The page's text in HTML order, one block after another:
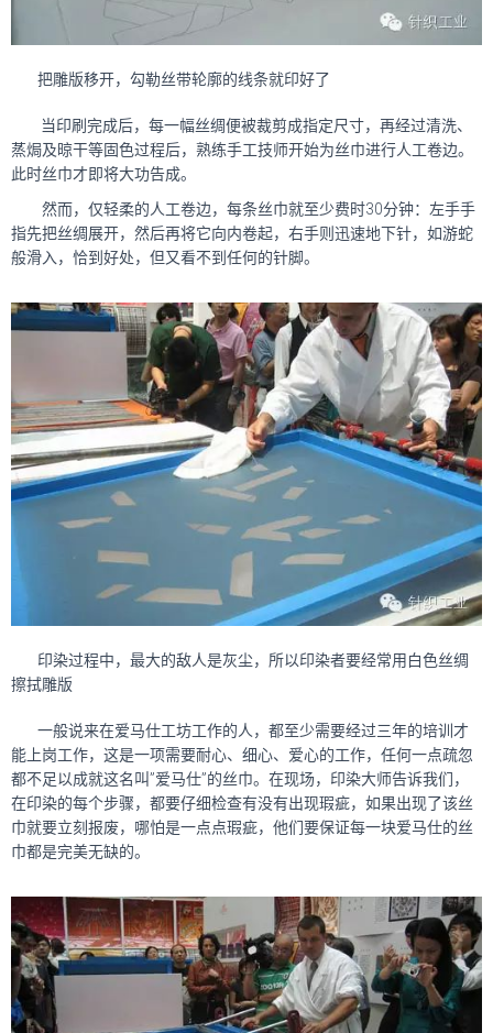
把雕版移开，勾勒丝带轮廓的线条就印好了
当印刷完成后，每一幅丝绸便被裁剪成指定尺寸，再经过清洗、
蒸焗及晾干等固色过程后，熟练手工技师开始为丝巾进行人工卷边。
此时丝巾才即将大功告成。
然而，仅轻柔的人工卷边，每条丝巾就至少费时30分钟：左手手
指先把丝绸展开，然后再将它向内卷起，右手则迅速地下针，如游蛇
般滑入，恰到好处，但又看不到任何的针脚。
印染过程中，最大的敌人是灰尘，所以印染者要经常用白色丝绸
擦拭雕版
一般说来在爱马仕工坊工作的人，都至少需要经过三年的培训才
能上岗工作，这是一项需要耐心、细心、爱心的工作，任何一点疏忽
都不足以成就这名叫”爱马仕”的丝巾。在现场，印染大师告诉我们，
在印染的每个步骤，都要仔细检查有没有出现瑕疵，如果出现了该丝
巾就要立刻报废，哪怕是一点点瑕疵，他们要保证每一块爱马仕的丝
巾都是完美无缺的。